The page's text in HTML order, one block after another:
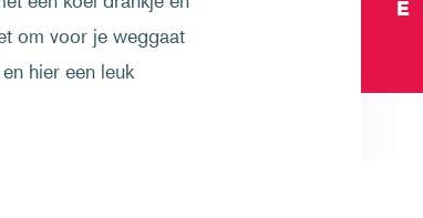
om voor je weggaat
hier een leuk
E